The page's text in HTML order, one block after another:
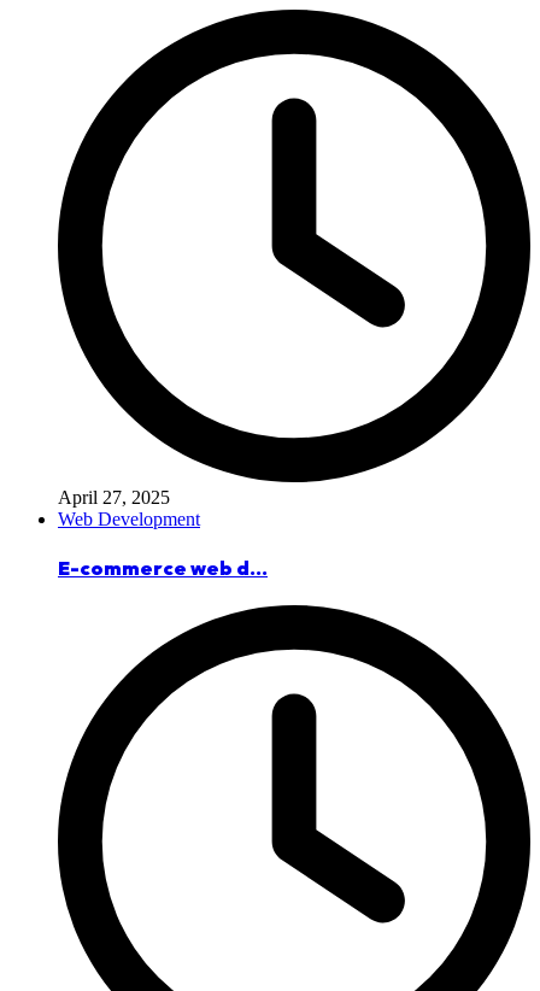
April 27, 2025
Web Development
E-commerce web d...